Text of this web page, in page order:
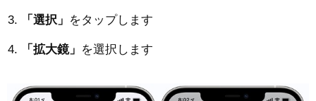
「選択」 をタップします
「拡大鏡」 を選択します